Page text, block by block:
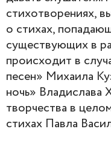
стихотворениях,
о стихах,
существующих в
происходит в
песен» Михаила
ночь» Владислава
творчества в
стихах Павла